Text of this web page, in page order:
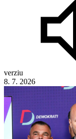
verziu
8. 7. 2026